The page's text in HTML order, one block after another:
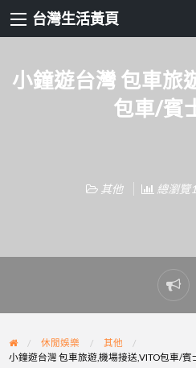
台灣生活黃頁
小鐘遊台灣 包車旅
包車/賓
其他 總瀏覽
休閒娛樂
其他
小鐘遊台灣 包車旅遊,機場接送,VITO包車/賓